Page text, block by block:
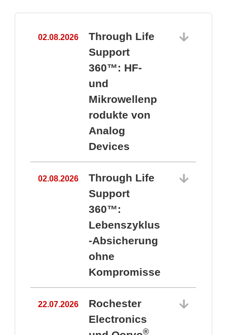
02.08.2026
Through Life
Support
360™: HF-
und
Mikrowellenp
rodukte von
Analog
Devices
02.08.2026
Through Life
Support
360™:
Lebenszyklus
-Absicherung
ohne
Kompromisse
22.07.2026
Rochester
Electronics
®